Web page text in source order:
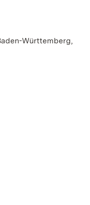
Württemberg,